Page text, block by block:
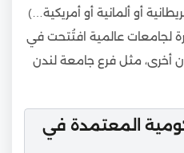
أو ألمانية أو أمريكية…)
لجامعات عالمية افتُتحت في
أخرى، مثل فرع جامعة لندن
المعتمدة في